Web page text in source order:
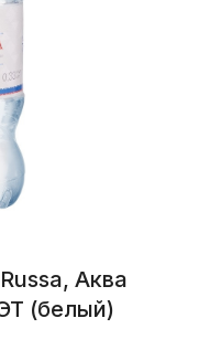
Аква
(белый)